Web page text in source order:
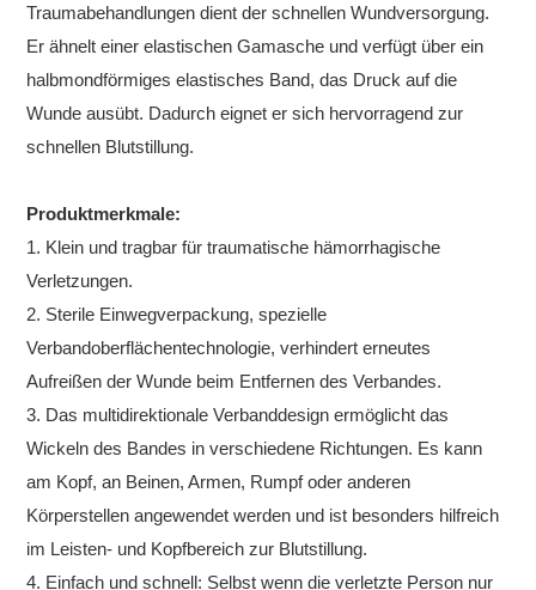
Traumabehandlungen dient der schnellen Wundversorgung.
Er ähnelt einer elastischen Gamasche und verfügt über ein
halbmondförmiges elastisches Band, das Druck auf die
Wunde ausübt. Dadurch eignet er sich hervorragend zur
schnellen Blutstillung.
Produktmerkmale:
1. Klein und tragbar für traumatische hämorrhagische
Verletzungen.
2. Sterile Einwegverpackung, spezielle
Verbandoberflächentechnologie, verhindert erneutes
Aufreißen der Wunde beim Entfernen des Verbandes.
3. Das multidirektionale Verbanddesign ermöglicht das
Wickeln des Bandes in verschiedene Richtungen. Es kann
am Kopf, an Beinen, Armen, Rumpf oder anderen
Körperstellen angewendet werden und ist besonders hilfreich
im Leisten- und Kopfbereich zur Blutstillung.
4. Einfach und schnell: Selbst wenn die verletzte Person nur